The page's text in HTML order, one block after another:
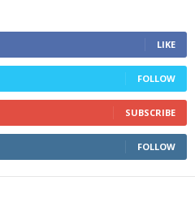
LIKE
FOLLOW
SUBSCRIBE
FOLLOW